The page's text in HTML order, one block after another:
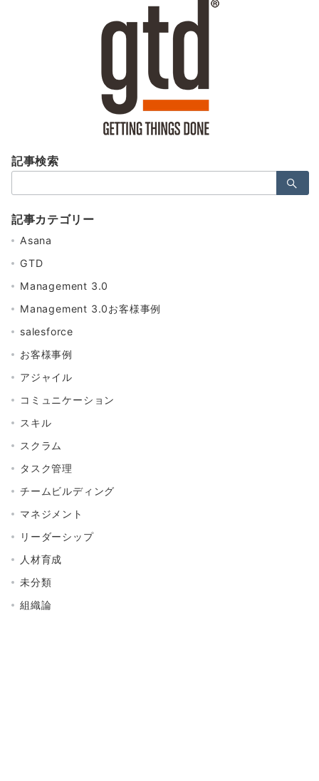
記事検索
索：
記事カテゴリー
Asana
GTD
Management 3.0
Management 3.0お客様事例
salesforce
お客様事例
アジャイル
コミュニケーション
スキル
スクラム
タスク管理
チームビルディング
マネジメント
リーダーシップ
人材育成
未分類
組織論